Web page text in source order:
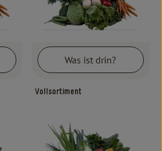
Was ist drin?
Vollsortiment